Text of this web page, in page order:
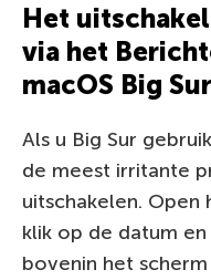
Het
via het
macOS Big Sur
Als u Big Sur
de meest irritante
uitschakelen.
klik op de datum
bovenin het